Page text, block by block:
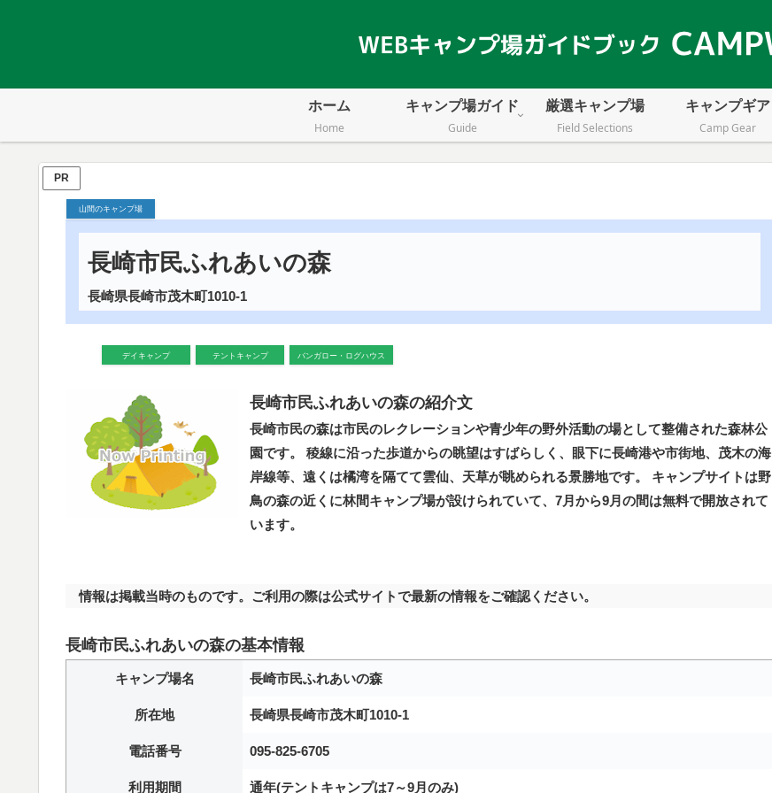
ホーム
Home
キャンプ場ガイド
Guide
厳選キャンプ場
Field Selections
キャンプギア
Camp Gear
PR
山間のキャンプ場
長崎市民ふれあいの森
長崎県長崎市茂木町1010-1
デイキャンプ テントキャンプ バンガロー・ログハウス
長崎市民ふれあいの森の紹介文
長崎市民の森は市民のレクレーションや青少年の野外活動の場として整備された森林公
園です。 稜線に沿った歩道からの眺望はすばらしく、眼下に長崎港や市街地、茂木の海
岸線等、遠くは橘湾を隔てて雲仙、天草が眺められる景勝地です。 キャンプサイトは野
鳥の森の近くに林間キャンプ場が設けられていて、7月から9月の間は無料で開放されて
います。
情報は掲載当時のものです。ご利用の際は公式サイトで最新の情報をご確認ください。
長崎市民ふれあいの森の基本情報
キャンプ場名 長崎市民ふれあいの森
所在地 長崎県長崎市茂木町1010-1
電話番号 095-825-6705
利用期間 通年(テントキャンプは7～9月のみ)